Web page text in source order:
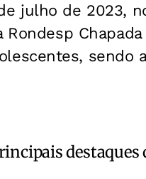
julho de 2023,
sendo
destaques